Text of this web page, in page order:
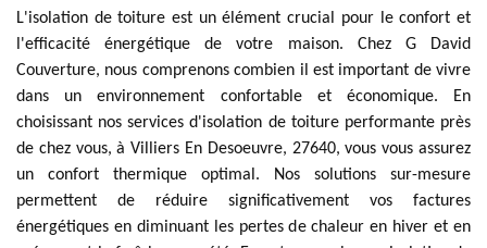
L'isolation de toiture est un élément crucial pour le confort et
l'efficacité énergétique de votre maison. Chez G David
Couverture, nous comprenons combien il est important de vivre
dans un environnement confortable et économique. En
choisissant nos services d'isolation de toiture performante près
de chez vous, à Villiers En Desoeuvre, 27640, vous vous assurez
un confort thermique optimal. Nos solutions sur-mesure
permettent de réduire significativement vos factures
énergétiques en diminuant les pertes de chaleur en hiver et en